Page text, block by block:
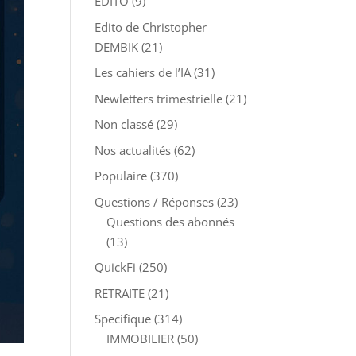
Edito de Christopher
DEMBIK (21)
Les cahiers de l’IA(31)
Newletters trimestrielle (21)
Non classé (29)
Nos actualités (62)
Populaire (370)
Questions / Réponses (23)
Questions des abonnés
(13)
QuickFi (250)
RETRAITE (21)
Specifique (314)
IMMOBILIER (50)